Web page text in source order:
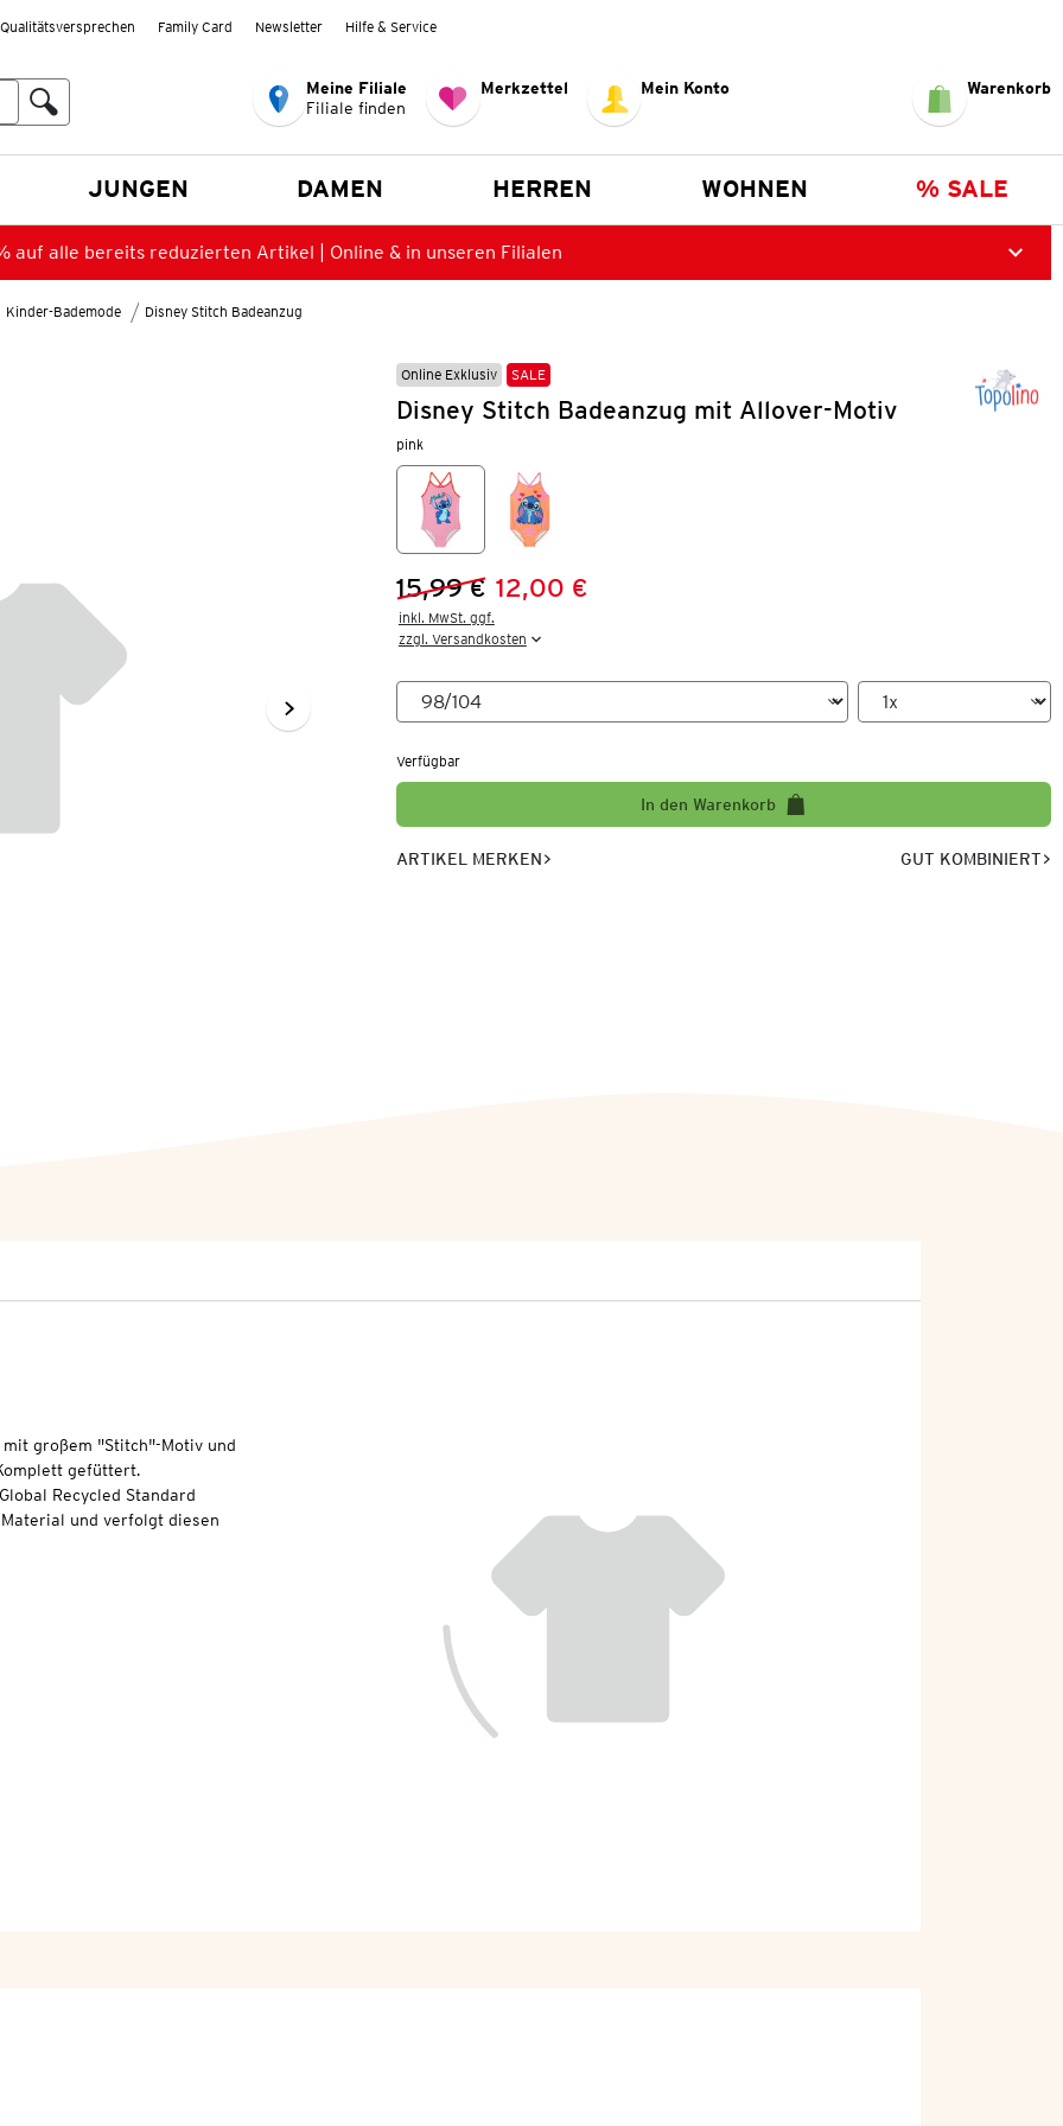
Qualitätsversprechen Family Card Newsletter Hilfe & Service
Meine Filiale
Filiale finden
Merkzettel Mein Konto Warenkorb
JUNGEN DAMEN HERREN WOHNEN % SALE
auf alle bereits reduzierten Artikel | Online & in unseren Filialen
Kinder-Bademode Disney Stitch Badeanzug
Online Exklusiv SALE
Disney Stitch Badeanzug mit Allover-Motiv
pink
Vorheriger Preis:
15,99 €
Neuer Preis:12,00 €
inkl. MwSt. ggf.
zzgl. Versandkosten
Verfügbar
In den Warenkorb
ARTIKEL MERKEN GUT KOMBINIERT
großem "Stitch"-Motiv und
gefüttert.
Recycled Standard
und verfolgt diesen